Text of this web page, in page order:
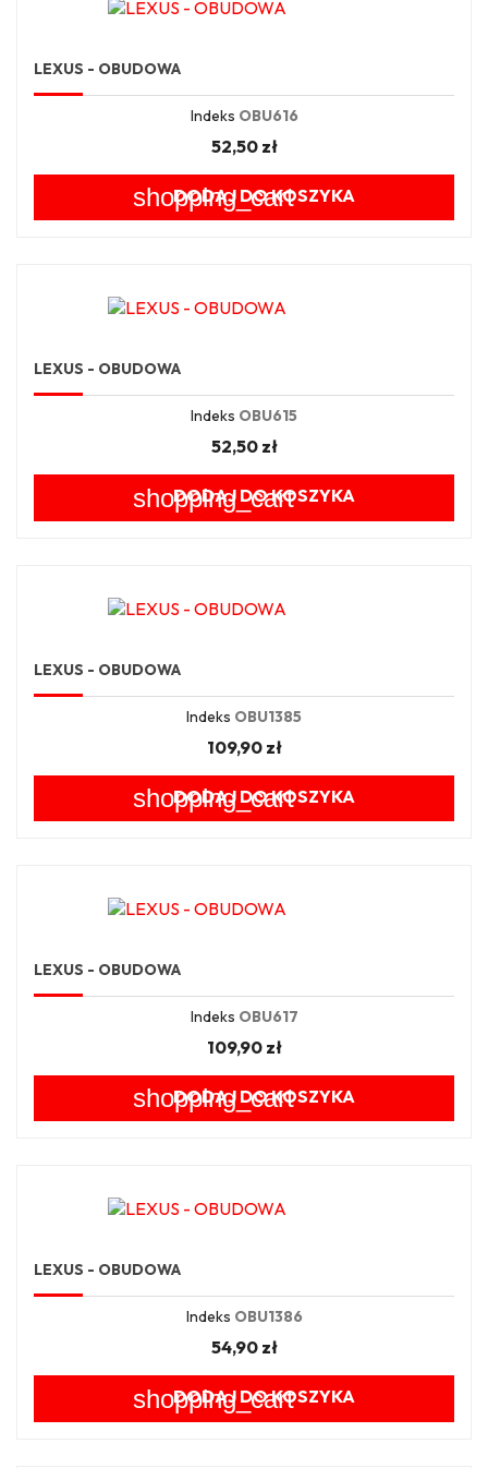
LEXUS - OBUDOWA
Indeks OBU616
52,50 zł
shopping_cart
DODAJ DO KOSZYKA
LEXUS - OBUDOWA
Indeks OBU615
52,50 zł
shopping_cart
DODAJ DO KOSZYKA
LEXUS - OBUDOWA
Indeks OBU1385
109,90 zł
shopping_cart
DODAJ DO KOSZYKA
LEXUS - OBUDOWA
Indeks OBU617
109,90 zł
shopping_cart
DODAJ DO KOSZYKA
LEXUS - OBUDOWA
Indeks OBU1386
54,90 zł
shopping_cart
DODAJ DO KOSZYKA